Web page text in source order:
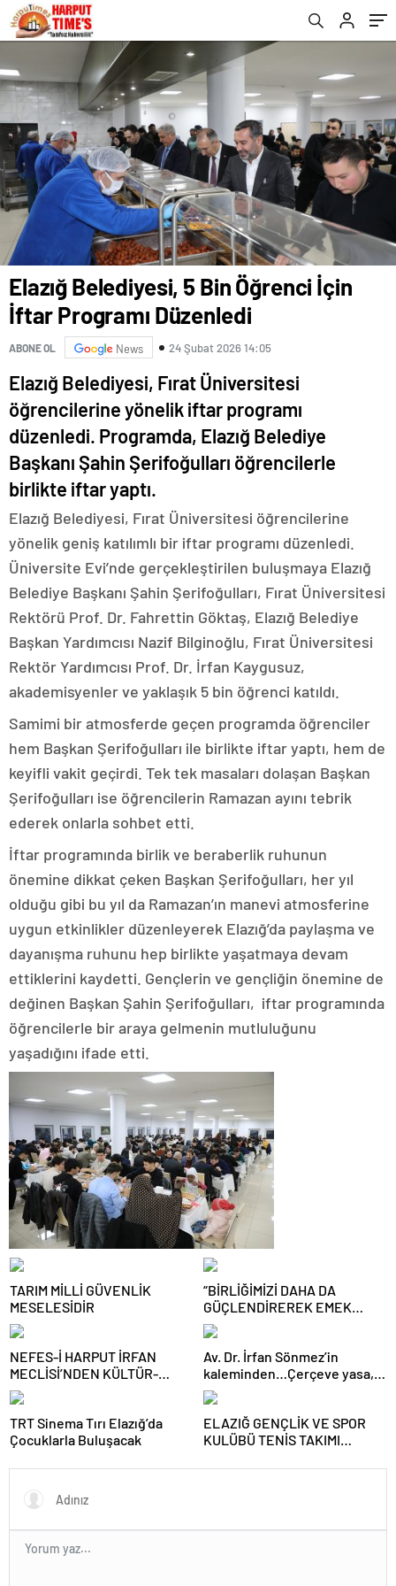
Elazığ Belediyesi, 5 Bin Öğrenci İçin
İftar Programı Düzenledi
ABONE OL News 24 Şubat 2026 14:05
Elazığ Belediyesi, Fırat Üniversitesi
öğrencilerine yönelik iftar programı
düzenledi. Programda, Elazığ Belediye
Başkanı Şahin Şerifoğulları öğrencilerle
birlikte iftar yaptı.
Elazığ Belediyesi, Fırat Üniversitesi öğrencilerine
yönelik geniş katılımlı bir iftar programı düzenledi.
Üniversite Evi’nde gerçekleştirilen buluşmaya Elazığ
Belediye Başkanı Şahin Şerifoğulları, Fırat Üniversitesi
Rektörü Prof. Dr. Fahrettin Göktaş, Elazığ Belediye
Başkan Yardımcısı Nazif Bilginoğlu, Fırat Üniversitesi
Rektör Yardımcısı Prof. Dr. İrfan Kaygusuz,
akademisyenler ve yaklaşık 5 bin öğrenci katıldı.
Samimi bir atmosferde geçen programda öğrenciler
hem Başkan Şerifoğulları ile birlikte iftar yaptı, hem de
keyifli vakit geçirdi. Tek tek masaları dolaşan Başkan
Şerifoğulları ise öğrencilerin Ramazan ayını tebrik
ederek onlarla sohbet etti.
İftar programında birlik ve beraberlik ruhunun
önemine dikkat çeken Başkan Şerifoğulları, her yıl
olduğu gibi bu yıl da Ramazan’ın manevi atmosferine
uygun etkinlikler düzenleyerek Elazığ’da paylaşma ve
dayanışma ruhunu hep birlikte yaşatmaya devam
ettiklerini kaydetti. Gençlerin ve gençliğin önemine de
değinen Başkan Şahin Şerifoğulları, iftar programında
öğrencilerle bir araya gelmenin mutluluğunu
yaşadığını ifade etti.
TARIM MİLLİ GÜVENLİK
MESELESİDİR
“BİRLİĞİMİZİ DAHA DA
GÜÇLENDİREREK EMEK
MÜCADELEMİZİ
SÜRDÜRECEĞİZ”
NEFES-İ HARPUT İRFAN
MECLİSİ’NDEN KÜLTÜR-
SANAT BULUŞMASI
Av. Dr. İrfan Sönmez’in
kaleminden…Çerçeve yasa,
kim veya kimleri kapsıyor?
TRT Sinema Tırı Elazığ’da
Çocuklarla Buluşacak
ELAZIĞ GENÇLİK VE SPOR
KULÜBÜ TENİS TAKIMI
TAMAMLAYARAK YARI FİNALE